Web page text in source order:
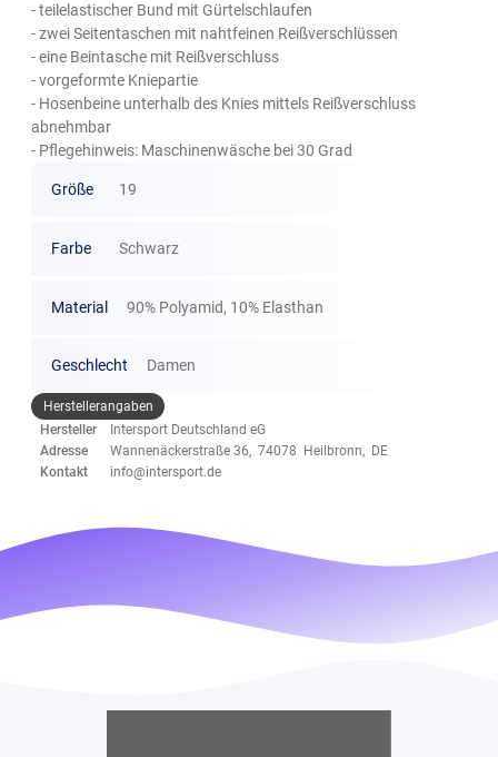
- teilelastischer Bund mit Gürtelschlaufen
- zwei Seitentaschen mit nahtfeinen Reißverschlüssen
- eine Beintasche mit Reißverschluss
- vorgeformte Kniepartie
- Hosenbeine unterhalb des Knies mittels Reißverschluss
abnehmbar
- Pflegehinweis: Maschinenwäsche bei 30 Grad
Größe 19
Farbe Schwarz
Material 90% Polyamid, 10% Elasthan
Geschlecht Damen
Herstellerangaben
Hersteller
Intersport Deutschland eG
Adresse
Wannenäckerstraße 36, 74078 Heilbronn, DE
Kontakt
info@intersport.de